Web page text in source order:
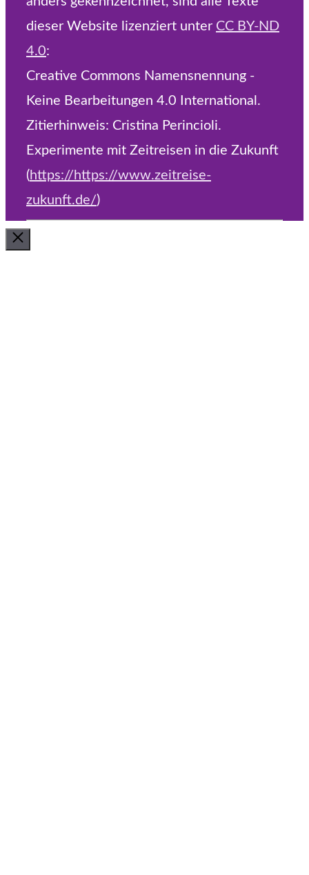
dieser Website lizenziert unter CC BY-ND
4.0:
Creative Commons Namensnennung -
Keine Bearbeitungen 4.0 International.
Zitierhinweis: Cristina Perincioli.
Experimente mit Zeitreisen in die Zukunft
( https://https://www.zeitreise-
zukunft.de/)